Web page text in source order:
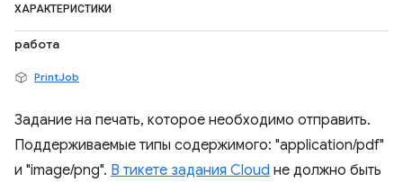
ХАРАКТЕРИСТИКИ
работа
PrintJob
Задание на печать, которое необходимо отправить.
Поддерживаемые типы содержимого: "application/pdf"
и "image/png". В тикете задания Cloud не должно быть